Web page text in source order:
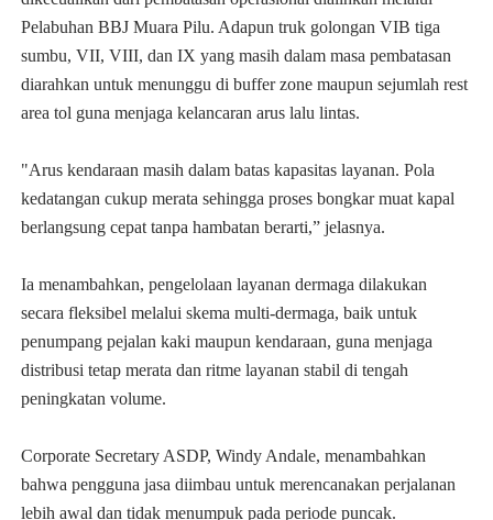
Pelabuhan BBJ Muara Pilu. Adapun truk golongan VIB tiga
sumbu, VII, VIII, dan IX yang masih dalam masa pembatasan
diarahkan untuk menunggu di buffer zone maupun sejumlah rest
area tol guna menjaga kelancaran arus lalu lintas.
"Arus kendaraan masih dalam batas kapasitas layanan. Pola
kedatangan cukup merata sehingga proses bongkar muat kapal
berlangsung cepat tanpa hambatan berarti,” jelasnya.
Ia menambahkan, pengelolaan layanan dermaga dilakukan
secara fleksibel melalui skema multi-dermaga, baik untuk
penumpang pejalan kaki maupun kendaraan, guna menjaga
distribusi tetap merata dan ritme layanan stabil di tengah
peningkatan volume.
Corporate Secretary ASDP, Windy Andale, menambahkan
bahwa pengguna jasa diimbau untuk merencanakan perjalanan
lebih awal dan tidak menumpuk pada periode puncak.